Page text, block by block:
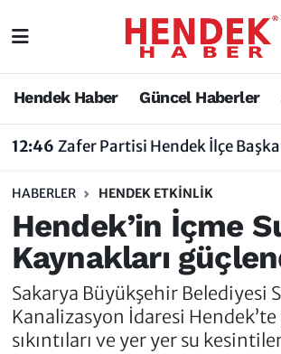
Hendek Haber Güncel Haberler
12:46 Zafer Partisi Hendek İlçe Başkanı Yunus Emre Uzun'dan
HABERLER HENDEK ETKINLIK
Hendek’in İçme
Kaynakları
Sakarya Büyükşehir Belediyesi
Kanalizasyon İdaresi Hendek’te
sıkıntıları ve yer yer su
Hendek Haber
Nöbetçi Eczaneler
Vefat Edenler
Hendek Haber
Hakkında
Hendek Haber Reklam Servisi
Künye
Sakarya Nöbetçi Eczaneler
Sakarya Trafik Yoğunluk
Süper Lig Puan Durumu ve
Tüm Manşetler
Son Dakika Haberleri
Haber Arşivi